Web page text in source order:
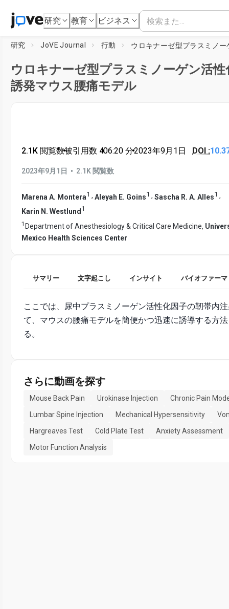
研究 教育 ビジネス
研究 JoVE Journal 行動
ウロキナーゼ型プラスミノーゲン活性
誘発マウス腰痛モデル
2.1K 閲覧数•被引用数 4•06:20 分•2023年9月1日 DOI :
2023年9月1日 • 2.1K 閲覧数
Marena A. Montera1 , Aleyah E. Goins1 , Sascha R. A. Alles1 ,
Karin N. Westlund1
1 Department of Anesthesiology & Critical Care Medicine,
Mexico Health Sciences Center
サマリー 文字起こし インサイト バイオファー
ここでは、尿中プラスミノーゲン活性化因子の靭帯内
て、マウスの腰痛モデルを簡便かつ迅速に誘導する方
る。
さらに動画を探す
Mouse Back Pain Urokinase Injection
Chronic Pain
Lumbar Spine Injection
Mechanical Hypersensitivity
Hargreaves Test
Cold Plate Test
Anxiety Assessment
Motor Function Analysis